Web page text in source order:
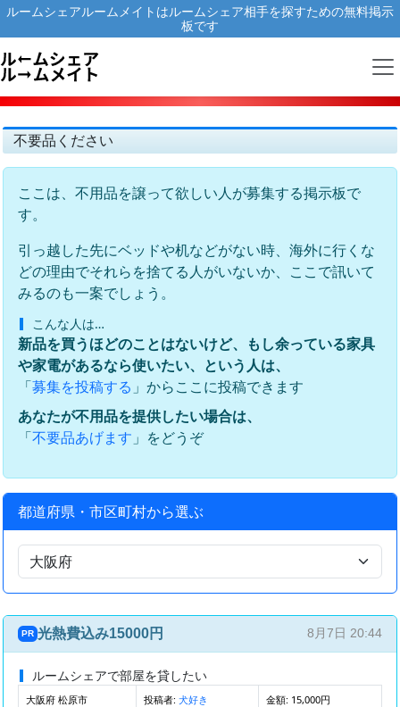
ルームシェアルームメイトはルームシェア相手を探すための無料掲示
板です
不要品ください
ここは、不用品を譲って欲しい人が募集する掲示板で
す。
引っ越した先にベッドや机などがない時、海外に行くな
どの理由でそれらを捨てる人がいないか、ここで訊いて
みるのも一案でしょう。
こんな人は…
新品を買うほどのことはないけど、もし余っている家具
や家電があるなら使いたい、という人は、
「募集を投稿する 」からここに投稿できます
あなたが不用品を提供したい場合は、
「不要品あげます 」をどうぞ
都道府県・市区町村から選ぶ
PR 光熱費込み15000円 8月7日 20:44
ルームシェアで部屋を貸したい
大阪府 松原市 投稿者: 犬好き 金額: 15,000円